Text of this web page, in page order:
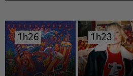
1h26
1h26 1h23
1h23